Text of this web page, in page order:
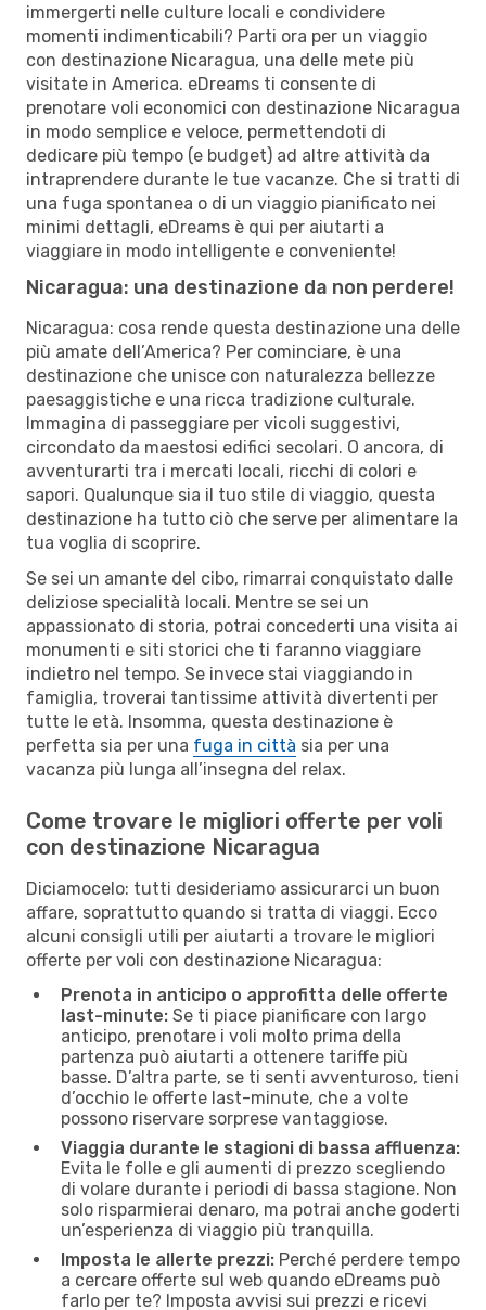
immergerti nelle culture locali e condividere
momenti indimenticabili? Parti ora per un viaggio
con destinazione Nicaragua, una delle mete più
visitate in America. eDreams ti consente di
prenotare voli economici con destinazione Nicaragua
in modo semplice e veloce, permettendoti di
dedicare più tempo (e budget) ad altre attività da
intraprendere durante le tue vacanze. Che si tratti di
una fuga spontanea o di un viaggio pianificato nei
minimi dettagli, eDreams è qui per aiutarti a
viaggiare in modo intelligente e conveniente!
Nicaragua: una destinazione da non perdere!
Nicaragua: cosa rende questa destinazione una delle
più amate dell’America? Per cominciare, è una
destinazione che unisce con naturalezza bellezze
paesaggistiche e una ricca tradizione culturale.
Immagina di passeggiare per vicoli suggestivi,
circondato da maestosi edifici secolari. O ancora, di
avventurarti tra i mercati locali, ricchi di colori e
sapori. Qualunque sia il tuo stile di viaggio, questa
destinazione ha tutto ciò che serve per alimentare la
tua voglia di scoprire.
Se sei un amante del cibo, rimarrai conquistato dalle
deliziose specialità locali. Mentre se sei un
appassionato di storia, potrai concederti una visita ai
monumenti e siti storici che ti faranno viaggiare
indietro nel tempo. Se invece stai viaggiando in
famiglia, troverai tantissime attività divertenti per
tutte le età. Insomma, questa destinazione è
perfetta sia per una fuga in città sia per una
vacanza più lunga all’insegna del relax.
Come trovare le migliori offerte per voli
con destinazione Nicaragua
Diciamocelo: tutti desideriamo assicurarci un buon
affare, soprattutto quando si tratta di viaggi. Ecco
alcuni consigli utili per aiutarti a trovare le migliori
offerte per voli con destinazione Nicaragua:
Prenota in anticipo o approfitta delle offerte
last-minute: Se ti piace pianificare con largo
anticipo, prenotare i voli molto prima della
partenza può aiutarti a ottenere tariffe più
basse. D’altra parte, se ti senti avventuroso, tieni
d’occhio le offerte last-minute, che a volte
possono riservare sorprese vantaggiose.
Viaggia durante le stagioni di bassa affluenza:
Evita le folle e gli aumenti di prezzo scegliendo
di volare durante i periodi di bassa stagione. Non
solo risparmierai denaro, ma potrai anche goderti
un’esperienza di viaggio più tranquilla.
Imposta le allerte prezzi: Perché perdere tempo
a cercare offerte sul web quando eDreams può
farlo per te? Imposta avvisi sui prezzi e ricevi